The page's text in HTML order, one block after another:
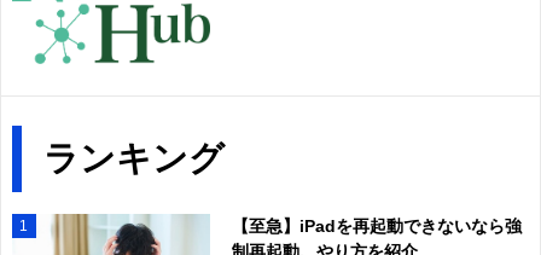
ランキング
1
【至急】iPadを再起動できないなら強